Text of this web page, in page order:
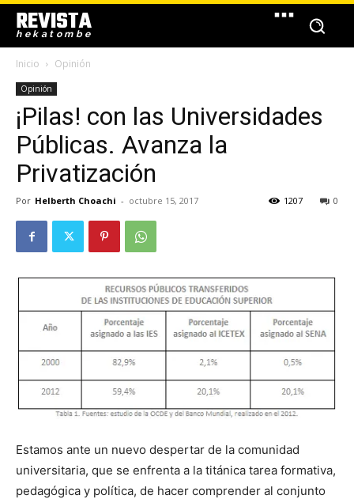
REVISTA
hekatombe
Inicio Opinión
Opinión
¡Pilas! con las Universidades
Públicas. Avanza la
Privatización
Por Helberth Choachi - octubre 15, 2017 0
1207
Estamos ante un nuevo despertar de la comunidad
universitaria, que se enfrenta a la titánica tarea formativa,
pedagógica y política, de hacer comprender al conjunto